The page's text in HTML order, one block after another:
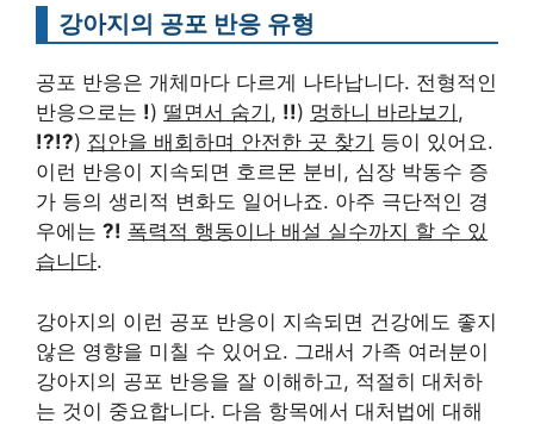
강아지의 공포 반응 유형
공포 반응은 개체마다 다르게 나타납니다. 전형적인
반응으로는 !) 떨면서 숨기 , !!) 멍하니 바라보기 ,
!?!?) 집안을 배회하며 안전한 곳 찾기 등이 있어요.
이런 반응이 지속되면 호르몬 분비, 심장 박동수 증
가 등의 생리적 변화도 일어나죠. 아주 극단적인 경
우에는 ?! 폭력적 행동이나 배설 실수까지 할 수 있
습니다.
강아지의 이런 공포 반응이 지속되면 건강에도 좋지
않은 영향을 미칠 수 있어요. 그래서 가족 여러분이
강아지의 공포 반응을 잘 이해하고, 적절히 대처하
는 것이 중요합니다. 다음 항목에서 대처법에 대해